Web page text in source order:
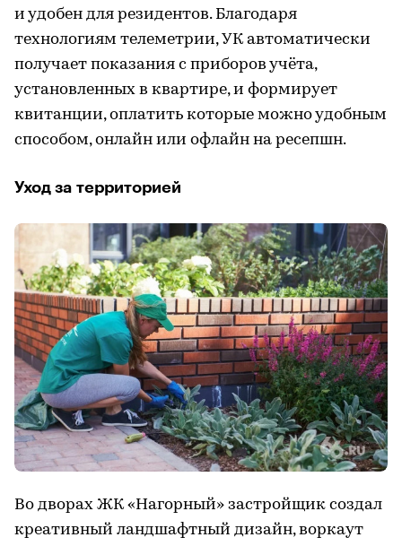
и удобен для резидентов. Благодаря
технологиям телеметрии, УК автоматически
получает показания с приборов учёта,
установленных в квартире, и формирует
квитанции, оплатить которые можно удобным
способом, онлайн или офлайн на ресепшн.
Уход за территорией
Во дворах ЖК «Нагорный» застройщик создал
креативный ландшафтный дизайн, воркаут